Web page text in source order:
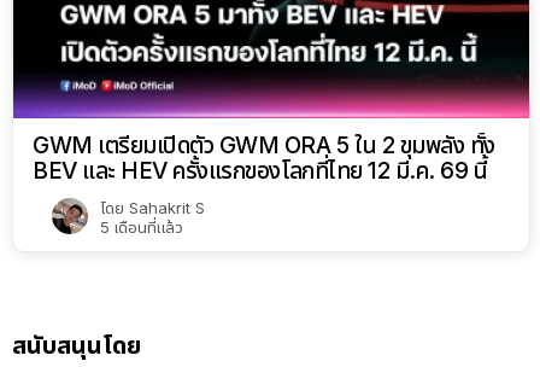
GWM เตรียมเปิดตัว GWM ORA 5 ใน 2 ขุมพลัง ทั้ง
BEV และ HEV ครั้งแรกของโลกที่ไทย 12 มี.ค. 69 นี้
โดย Sahakrit S
5 เดือนที่แล้ว
สนับสนุนโดย